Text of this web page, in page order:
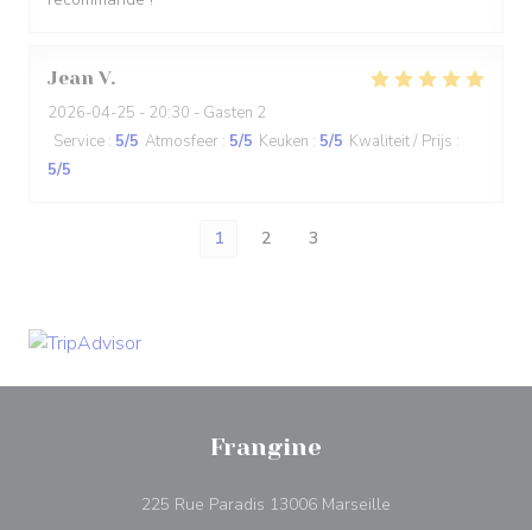
Jean V
2026-04-25 - 20:30 - Gasten 2
Service : 5/5 Atmosfeer : 5/5 Keuken : 5/5 Kwaliteit / Prijs :
5/5
1 2 3
Frangine
225 Rue Paradis 13006 Marseille